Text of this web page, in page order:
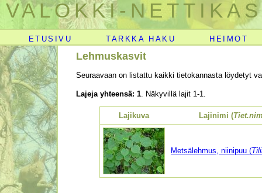
VALOKKI-
ETUSIVU TARKKA HAKU HEIMOT
Lehmuskasvit
Seuraavaan on listattu kaikki tietokannasta löydetyt
Lajeja yhteensä: 1 . Näkyvillä lajit 1-1.
Lajikuva Lajinimi (
Metsälehmus, niinipuu (